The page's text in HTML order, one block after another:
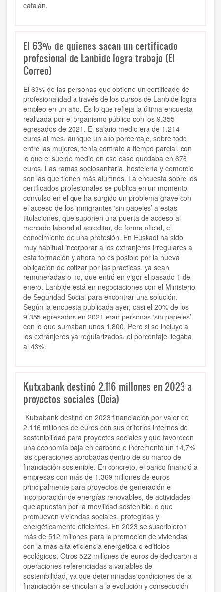
catalán.
El 63% de quienes sacan un certificado
profesional de Lanbide logra trabajo (El
Correo)
El 63% de las personas que obtiene un certificado de
profesionalidad a través de los cursos de Lanbide logra
empleo en un año. Es lo que refleja la última encuesta
realizada por el organismo público con los 9.355
egresados de 2021. El salario medio era de 1.214
euros al mes, aunque un alto porcentaje, sobre todo
entre las mujeres, tenía contrato a tiempo parcial, con
lo que el sueldo medio en ese caso quedaba en 676
euros. Las ramas sociosanitaria, hostelería y comercio
son las que tienen más alumnos. La encuesta sobre los
certificados profesionales se publica en un momento
convulso en el que ha surgido un problema grave con
el acceso de los inmigrantes ‘sin papeles’ a estas
titulaciones, que suponen una puerta de acceso al
mercado laboral al acreditar, de forma oficial, el
conocimiento de una profesión. En Euskadi ha sido
muy habitual incorporar a los extranjeros irregulares a
esta formación y ahora no es posible por la nueva
obligación de cotizar por las prácticas, ya sean
remuneradas o no, que entró en vigor el pasado 1 de
enero. Lanbide está en negociaciones con el Ministerio
de Seguridad Social para encontrar una solución.
Según la encuesta publicada ayer, casi el 20% de los
9.355 egresados en 2021 eran personas ‘sin papeles’,
con lo que sumaban unos 1.800. Pero si se incluye a
los extranjeros ya regularizados, el porcentaje llegaba
al 43%.
Kutxabank destinó 2.116 millones en 2023 a
proyectos sociales (Deia)
Kutxabank destinó en 2023 financiación por valor de
2.116 millones de euros con sus criterios internos de
sostenibilidad para proyectos sociales y que favorecen
una economía baja en carbono e incrementó un 14,7%
las operaciones aprobadas dentro de su marco de
financiación sostenible. En concreto, el banco financió a
empresas con más de 1.369 millones de euros
principalmente para proyectos de generación e
incorporación de energías renovables, de actividades
que apuestan por la movilidad sostenible, o que
promueven viviendas sociales, protegidas y
energéticamente eficientes. En 2023 se suscribieron
más de 512 millones para la promoción de viviendas
con la más alta eficiencia energética o edificios
ecológicos. Otros 522 millones de euros de dedicaron a
operaciones referenciadas a variables de
sostenibilidad, ya que determinadas condiciones de la
financiación se vinculan a la evolución y consecución